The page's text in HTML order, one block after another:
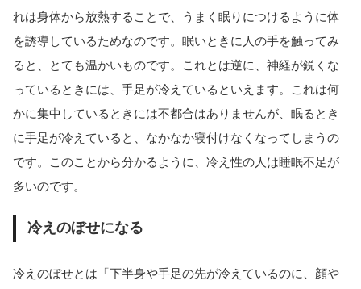
れは身体から放熱することで、うまく眠りにつけるように体
を誘導しているためなのです。眠いときに人の手を触ってみ
ると、とても温かいものです。これとは逆に、神経が鋭くな
っているときには、手足が冷えているといえます。これは何
かに集中しているときには不都合はありませんが、眠るとき
に手足が冷えていると、なかなか寝付けなくなってしまうの
です。このことから分かるように、冷え性の人は睡眠不足が
多いのです。
冷えのぼせになる
冷えのぼせとは「下半身や手足の先が冷えているのに、顔や